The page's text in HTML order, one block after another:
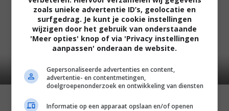
zoals unieke advertentie ID’s, geolocatie en
surfgedrag. Je kunt je cookie instellingen
wijzigen door het gebruik van onderstaande
'Meer opties' knop of via 'Privacy instellingen
aanpassen' onderaan de website.
Gepersonaliseerde advertenties en content,
advertentie- en contentmetingen,
doelgroepenonderzoek en ontwikkeling van diensten
Informatie op een apparaat opslaan en/of openen